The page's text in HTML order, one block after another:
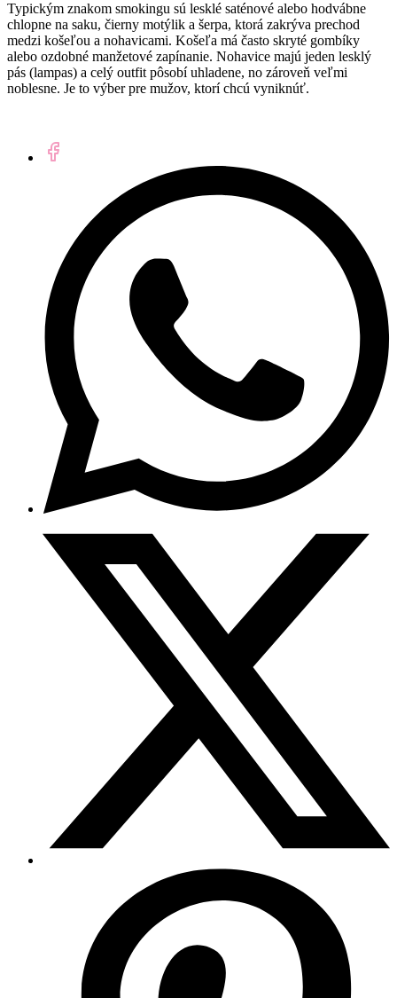
Typickým znakom smokingu sú lesklé saténové alebo hodvábne
chlopne na saku, čierny motýlik a šerpa, ktorá zakrýva prechod
medzi košeľou a nohavicami. Košeľa má často skryté gombíky
alebo ozdobné manžetové zapínanie. Nohavice majú jeden lesklý
pás (lampas) a celý outfit pôsobí uhladene, no zároveň veľmi
noblesne. Je to výber pre mužov, ktorí chcú vyniknúť.